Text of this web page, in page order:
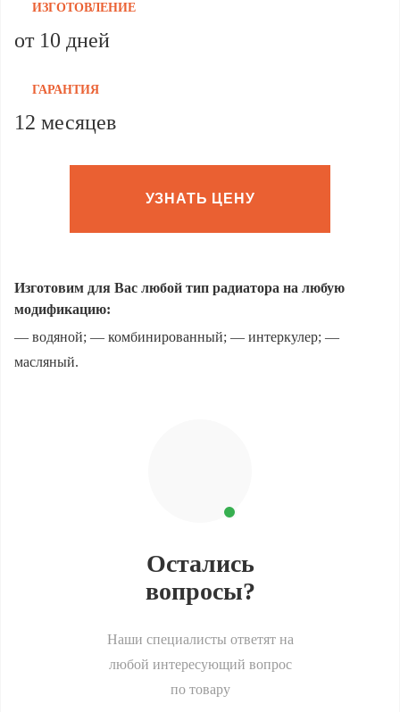
ИЗГОТОВЛЕНИЕ
от 10 дней
ГАРАНТИЯ
12 месяцев
УЗНАТЬ ЦЕНУ
Изготовим для Вас любой тип радиатора на любую
модификацию:
— водяной; — комбинированный; — интеркулер; —
масляный.
Остались
вопросы?
Наши специалисты ответят на
любой интересующий вопрос
по товару